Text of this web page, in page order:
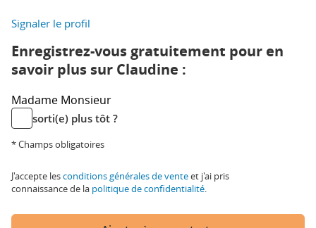
Signaler le profil
Enregistrez-vous gratuitement pour en
savoir plus sur Claudine :
Madame Monsieur
sorti(e) plus tôt ?
* Champs obligatoires
J'accepte lesconditions générales de venteet j'ai pris
connaissance de la politique de confidentialité.